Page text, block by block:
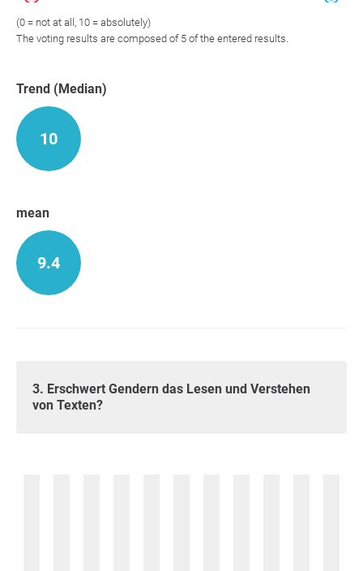
(0 = not at all, 10 = absolutely)
The voting results are composed of 5 of the entered results.
Trend (Median)
10
mean
9.4
3. Erschwert Gendern das Lesen und Verstehen
von Texten?